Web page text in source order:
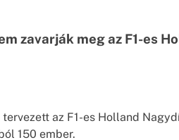
zavarják meg az F1-es
az F1-es Holland
150 ember.